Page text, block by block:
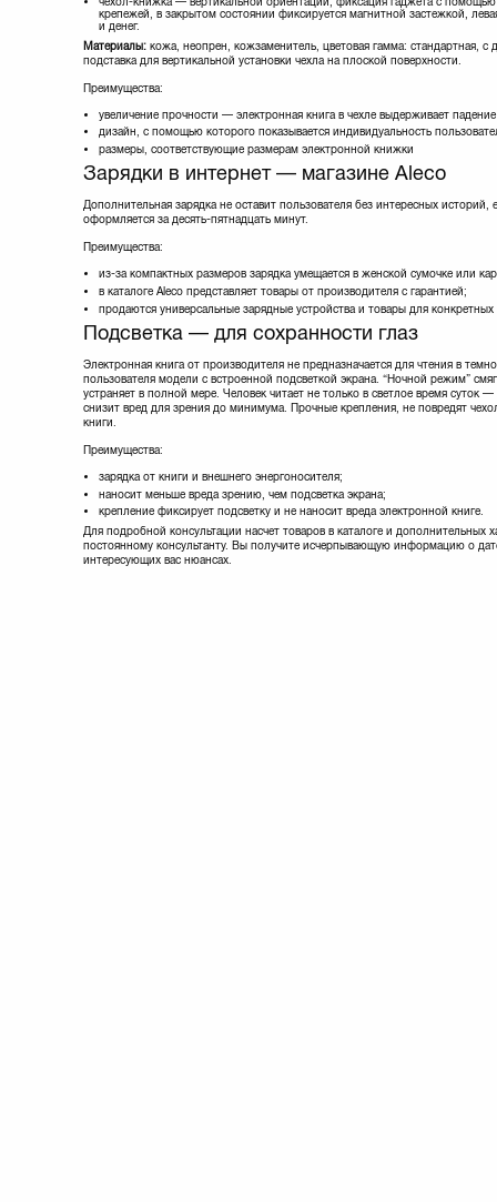
крепежей, в закрытом состоянии фиксируется магнитной застежкой,
и денег.
Материалы: кожа, неопрен, кожзаменитель, цветовая гамма: стандартная,
подставка для вертикальной установки чехла на плоской поверхности.
Преимущества:
увеличение прочности — электронная книга в чехле выдерживает
дизайн, с помощью которого показывается индивидуальность
размеры, соответствующие размерам электронной книжки
Зарядки в интернет — магазине Aleco
Дополнительная зарядка не оставит пользователя без интересных
оформляется за десять-пятнадцать минут.
Преимущества:
из-за компактных размеров зарядка умещается в женской сумочке или
в каталоге Aleco представляет товары от производителя с гарантией;
продаются универсальные зарядные устройства и товары для
Подсветка — для сохранности глаз
Электронная книга от производителя не предназначается для чтения в
пользователя модели с встроенной подсветкой экрана. “Ночной режим”
устраняет в полной мере. Человек читает не только в светлое время суток —
снизит вред для зрения до минимума. Прочные крепления, не повредят
книги.
Преимущества:
зарядка от книги и внешнего энергоносителя;
наносит меньше вреда зрению, чем подсветка экрана;
крепление фиксирует подсветку и не наносит вреда электронной книге.
Для подробной консультации насчет товаров в каталоге и дополнительных
постоянному консультанту. Вы получите исчерпывающую информацию о
интересующих вас нюансах.